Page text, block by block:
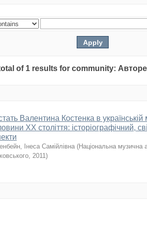
of 1 results for community:
Валентина Костенка в українській
XX століття: історіографічний,
Інеса Самійлівна (Національна музична
, 2011)